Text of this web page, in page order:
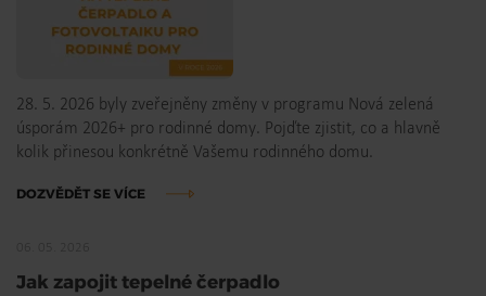
28. 5. 2026 byly zveřejněny změny v programu Nová zelená
úsporám 2026+ pro rodinné domy. Pojďte zjistit, co a hlavně
kolik přinesou konkrétně Vašemu rodinného domu.
DOZVĚDĚT SE VÍCE
Jak zapojit tepelné čerpadlo